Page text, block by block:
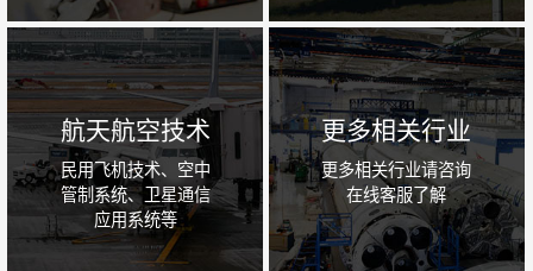
航天航空技术
民用飞机技术、空中
管制系统、卫星通信
应用系统等
更多相关行业
更多相关行业请咨询
在线客服了解